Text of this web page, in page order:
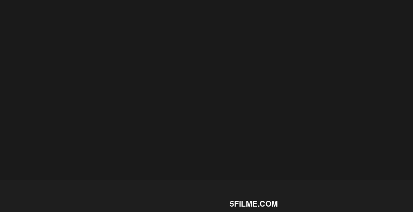
5FILME.COM